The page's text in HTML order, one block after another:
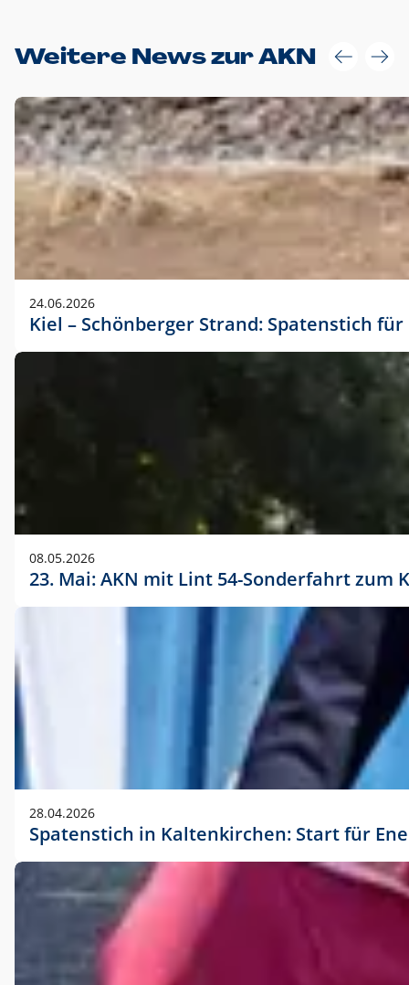
Weitere News zur AKN
24.06.2026
Kiel – Schönberger Strand: Spatenstich
08.05.2026
23. Mai: AKN mit Lint 54-Sonderfahrt
28.04.2026
Spatenstich in Kaltenkirchen: Start für